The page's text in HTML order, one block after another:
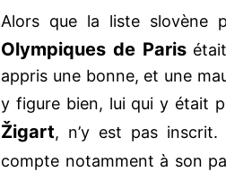
Alors que la liste slovène
Olympiques de Paris
appris une bonne, et une
y figure bien, lui qui y était
Žigart, n’y est pas
compte notamment à son